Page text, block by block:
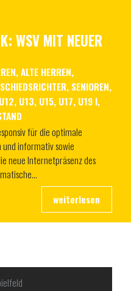
WSV MIT NEUER
,ALTE HERREN,
SCHIEDSRICHTER, SENIOREN,
U12, U13, U15, U17, U19 I,
für die optimale
informativ sowie
neue Internetpräsenz des